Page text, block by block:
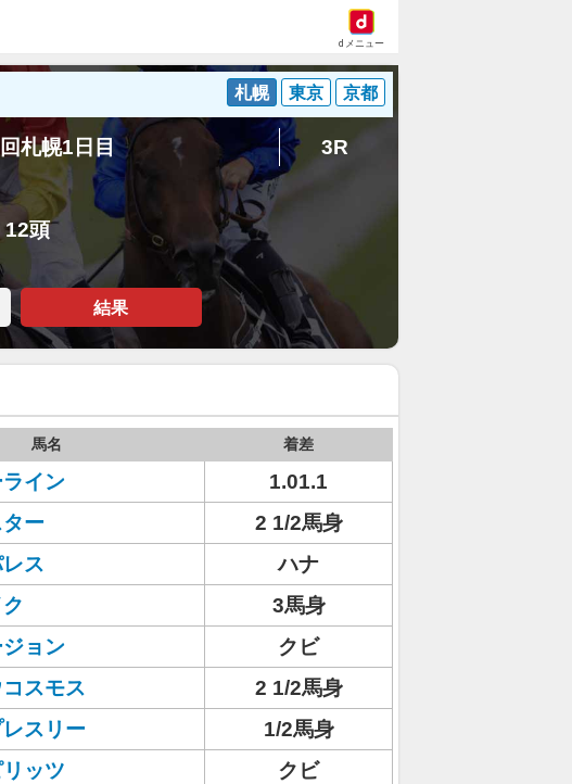
dメニュー
札幌 東京 京都
札幌1日目 3R
12頭
結果
馬名 着差
イン
1.01.1
ー
2 1/2馬身
ス
ハナ
3馬身
ョン
クビ
スモス
2 1/2馬身
スリー
1/2馬身
ッツ
クビ